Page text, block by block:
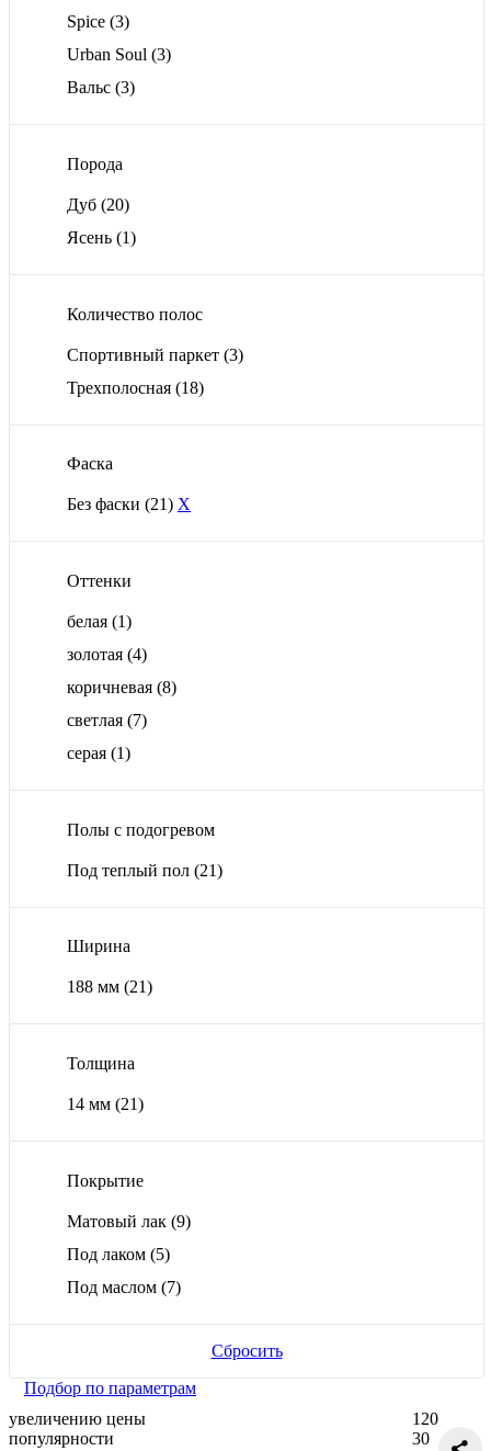
Spice (3)
Urban Soul (3)
Вальс (3)
Порода
Дуб (20)
Ясень (1)
Количество полос
Спортивный паркет (3)
Трехполосная (18)
Фаска
Без фаски (21) X
Оттенки
белая (1)
золотая (4)
коричневая (8)
светлая (7)
серая (1)
Полы с подогревом
Под теплый пол (21)
Ширина
188 мм (21)
Толщина
14 мм (21)
Покрытие
Матовый лак (9)
Под лаком (5)
Под маслом (7)
Сбросить
Подбор по параметрам
увеличению цены
популярности
120
30